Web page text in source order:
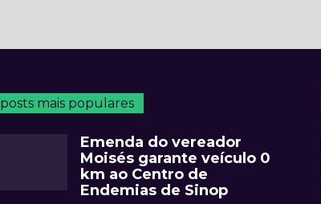
posts mais populares
Emenda do vereador
Moisés garante veículo 0
km ao Centro de
Endemias de Sinop